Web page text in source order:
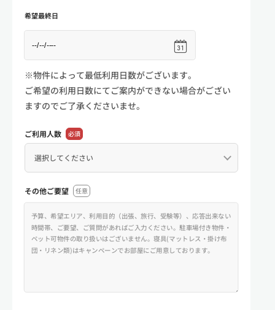
希望最終日
※物件によって最低利用日数がございます。
ご希望の利用日数にてご案内ができない場合がござい
ますのでご了承くださいませ。
ご利用人数 必須
その他ご要望 任意